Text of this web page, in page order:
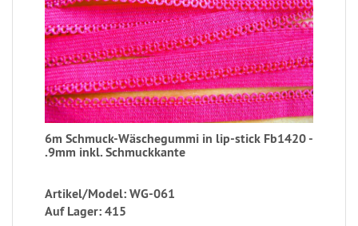
6m Schmuck-Wäschegummi in lip-stick Fb1420 -
.9mm inkl. Schmuckkante
Artikel/Model: WG-061
Auf Lager: 415